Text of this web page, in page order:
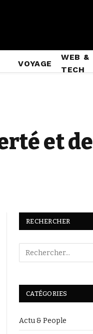
VOYAGE
WEB &
TECH
et de
RECHERCHER
CATÉGORIES
Actu & People